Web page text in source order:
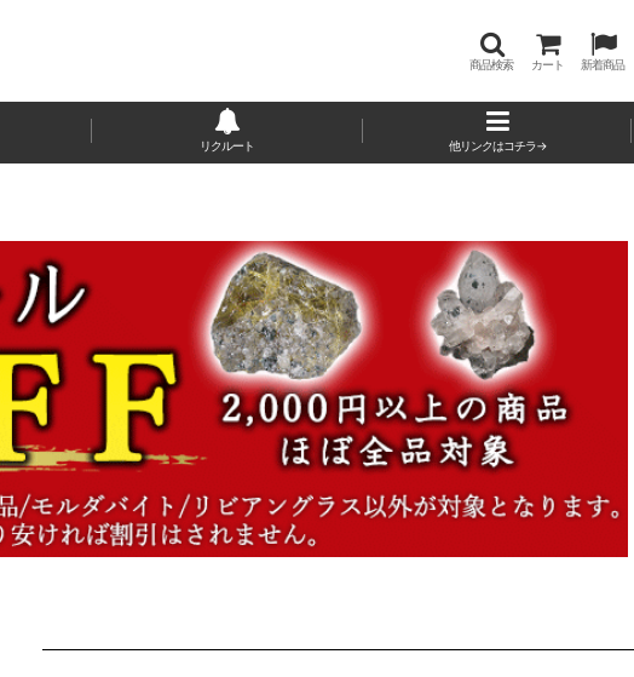
商品検索 カート 新着商品
リクルート 他リンクはコチラ→